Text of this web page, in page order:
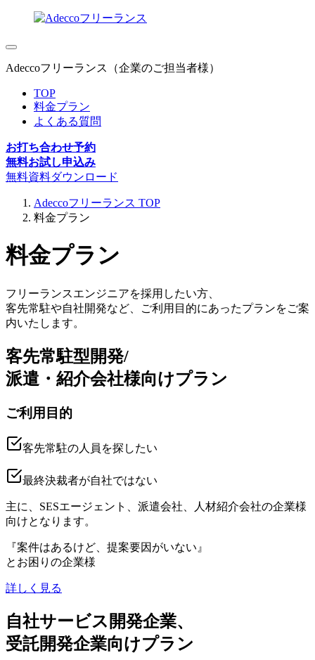
Adeccoフリーランス（企業のご担当者様）
TOP
料金プラン
よくある質問
お打ち合わせ予約
無料お試し申込み
無料資料ダウンロード
Adeccoフリーランス TOP
料金プラン
料金プラン
フリーランスエンジニアを採用したい方、
客先常駐や自社開発など、ご利用目的にあったプランをご案
内いたします。
客先常駐型開発/
派遣・紹介会社様向けプラン
ご利用目的
客先常駐の人員を探したい
最終決裁者が自社ではない
主に、SESエージェント、派遣会社、人材紹介会社の企業様
向けとなります。
『案件はあるけど、提案要因がいない』
とお困りの企業様
詳しく見る
自社サービス開発企業、
受託開発企業向けプラン